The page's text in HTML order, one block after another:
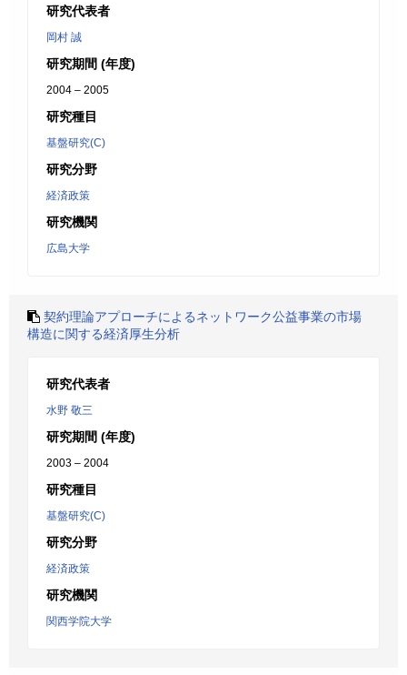
研究代表者
岡村 誠
研究期間 (年度)
2004 – 2005
研究種目
基盤研究(C)
研究分野
経済政策
研究機関
広島大学
契約理論アプローチによるネットワーク公益事業の市場
構造に関する経済厚生分析
研究代表者
水野 敬三
研究期間 (年度)
2003 – 2004
研究種目
基盤研究(C)
研究分野
経済政策
研究機関
関西学院大学